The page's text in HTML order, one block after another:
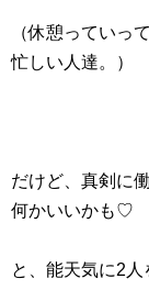
（休憩っていっ
忙しい人達。）
だけど、真剣に
何かいいかも♡
と、能天気に2人